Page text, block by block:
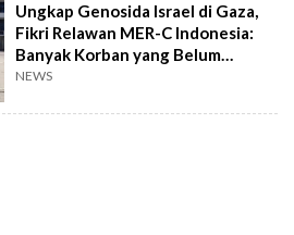
Ungkap Genosida Israel di Gaza,
Fikri Relawan MER-C Indonesia:
Banyak Korban yang Belum
Dikuburkan
NEWS